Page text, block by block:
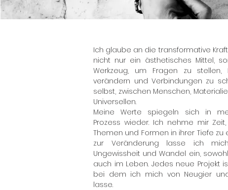
Ich glaube an die transformative Kraft
nicht nur ein ästhetisches Mittel,
Werkzeug, um Fragen zu stellen,
verändern und Verbindungen zu
selbst, zwischen Menschen,
Universellen.
Meine Werte spiegeln sich in
Prozess wieder. Ich nehme mir
Themen und Formen in ihrer Tiefe zu
zur Veränderung lasse ich
Ungewissheit und Wandel ein,
auch im Leben. Jedes neue Projekt
bei dem ich mich von Neugier
lasse.​